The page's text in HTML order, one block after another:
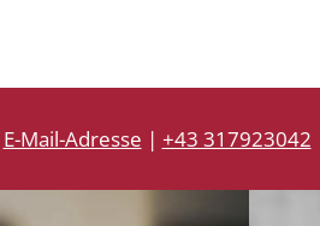
E-Mail-Adresse | +43 317923042